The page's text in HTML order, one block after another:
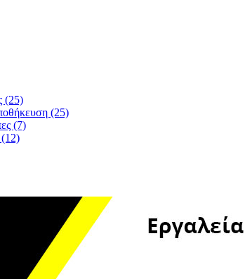
(25)
(25)
(7)